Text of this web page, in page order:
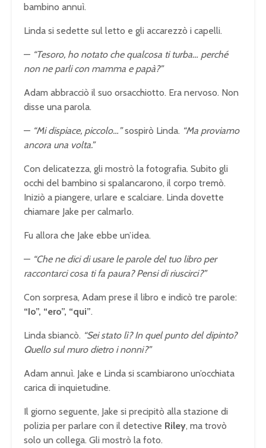
bambino annuì.
Linda si sedette sul letto e gli accarezzò i capelli.
— “Tesoro, ho notato che qualcosa ti turba… perché
non ne parli con mamma e papà?”
Adam abbracciò il suo orsacchiotto. Era nervoso. Non
disse una parola.
— “Mi dispiace, piccolo…”sospirò Linda. “Ma proviamo
ancora una volta.”
Con delicatezza, gli mostrò la fotografia. Subito gli
occhi del bambino si spalancarono, il corpo tremò.
Iniziò a piangere, urlare e scalciare. Linda dovette
chiamare Jake per calmarlo.
Fu allora che Jake ebbe un’idea.
— “Che ne dici di usare le parole del tuo libro per
raccontarci cosa ti fa paura? Pensi di riuscirci?”
Con sorpresa, Adam prese il libro e indicò tre parole:
“Io”, “ero”, “qui”.
Linda sbiancò. “Sei stato lì? In quel punto del dipinto?
Quello sul muro dietro i nonni?”
Adam annuì. Jake e Linda si scambiarono un’occhiata
carica di inquietudine.
Il giorno seguente, Jake si precipitò alla stazione di
polizia per parlare con il detective Riley, ma trovò
solo un collega. Gli mostrò la foto.